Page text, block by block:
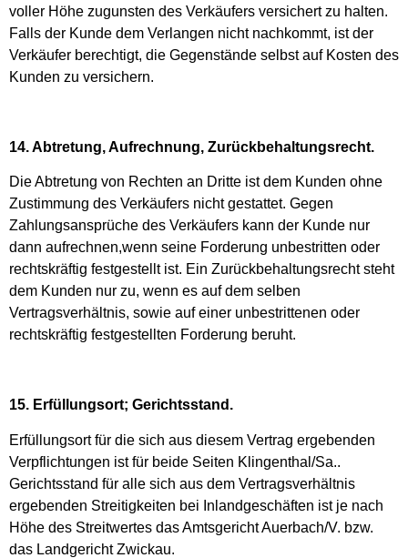
voller Höhe zugunsten des Verkäufers versichert zu halten.
Falls der Kunde dem Verlangen nicht nachkommt, ist der
Verkäufer berechtigt, die Gegenstände selbst auf Kosten des
Kunden zu versichern.
14. Abtretung, Aufrechnung, Zurückbehaltungsrecht.
Die Abtretung von Rechten an Dritte ist dem Kunden ohne
Zustimmung des Verkäufers nicht gestattet. Gegen
Zahlungsansprüche des Verkäufers kann der Kunde nur
dann aufrechnen,wenn seine Forderung unbestritten oder
rechtskräftig festgestellt ist. Ein Zurückbehaltungsrecht steht
dem Kunden nur zu, wenn es auf dem selben
Vertragsverhältnis, sowie auf einer unbestrittenen oder
rechtskräftig festgestellten Forderung beruht.
15. Erfüllungsort; Gerichtsstand.
Erfüllungsort für die sich aus diesem Vertrag ergebenden
Verpflichtungen ist für beide Seiten Klingenthal/Sa..
Gerichtsstand für alle sich aus dem Vertragsverhältnis
ergebenden Streitigkeiten bei Inlandgeschäften ist je nach
Höhe des Streitwertes das Amtsgericht Auerbach/V. bzw.
das Landgericht Zwickau.